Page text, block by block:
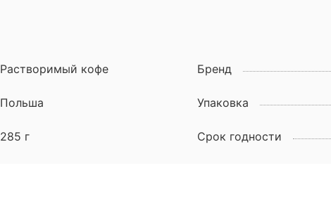
Растворимый кофе Бренд
Польша Упаковка
285 г Срок годности